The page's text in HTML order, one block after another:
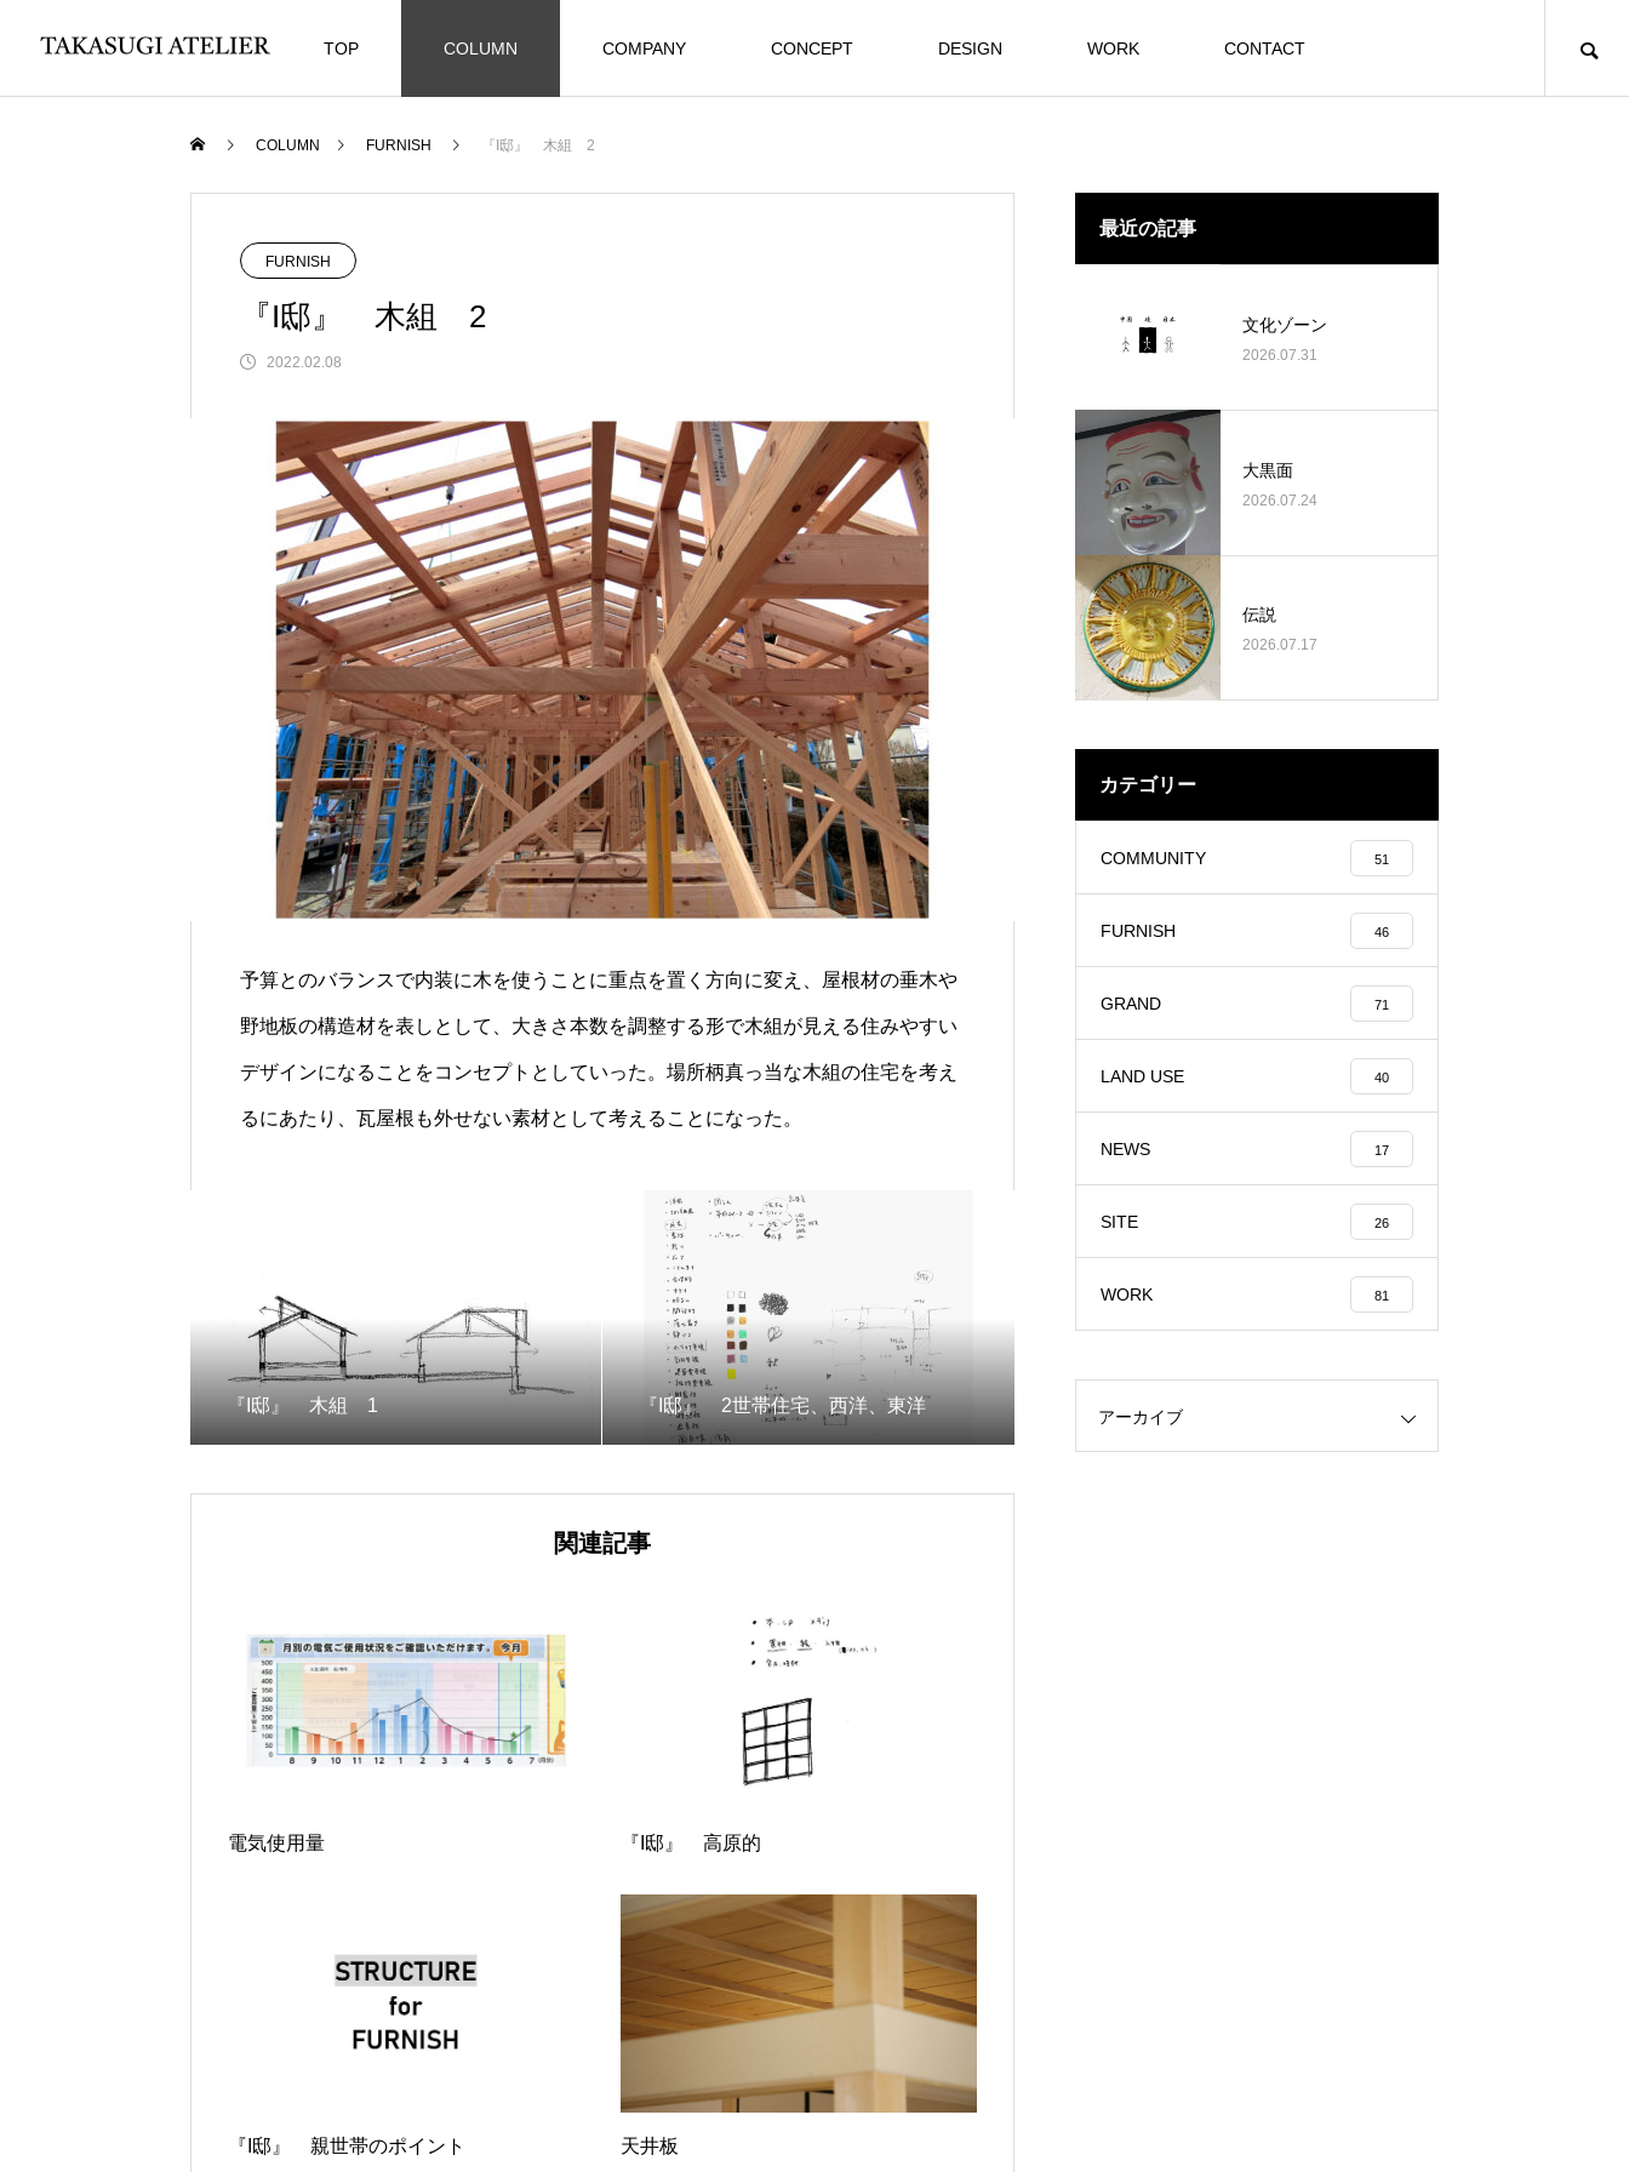
TOP COLUMN COMPANY CONCEPT DESIGN WORK CONTACT
COLUMN FURNISH 『I邸』 木組 2
FURNISH
『I邸』 木組 2
2022.02.08
予算とのバランスで内装に木を使うことに重点を置く方向に変え、屋根材の垂木や
野地板の構造材を表しとして、大きさ本数を調整する形で木組が見える住みやすい
デザインになることをコンセプトとしていった。場所柄真っ当な木組の住宅を考え
るにあたり、瓦屋根も外せない素材として考えることになった。
『I邸』 木組 1 『I邸』 2世帯住宅、西洋、東洋
関連記事
電気使用量 『I邸』 高原的
『I邸』 親世帯のポイント 天井板
最近の記事
文化ゾーン
2026.07.31
大黒面
2026.07.24
伝説
2026.07.17
カテゴリー
COMMUNITY 51
FURNISH 46
GRAND 71
LAND USE 40
NEWS 17
SITE 26
WORK 81
アーカイブ